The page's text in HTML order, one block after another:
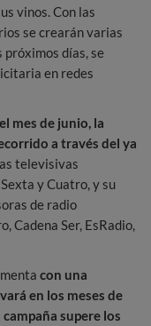
vinos. Con las
se crearán varias
próximos días, se
en redes
mes de junio, la
a través del ya
televisivas
y Cuatro, y su
de radio
Cadena Ser, EsRadio,
con una
en los meses de
supere los